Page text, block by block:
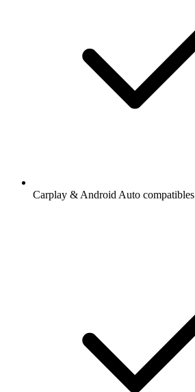
Carplay & Android Auto compatibles